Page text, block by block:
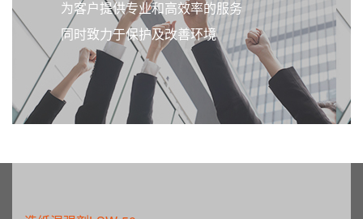
为客户提供专业和高效率的服务
同时致力于保护及改善环境